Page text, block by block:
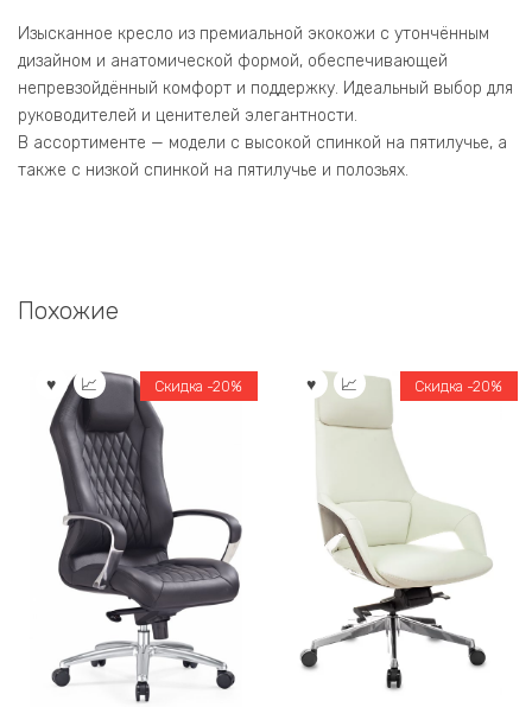
Изысканное кресло из премиальной экокожи с утончённым
дизайном и анатомической формой, обеспечивающей
непревзойдённый комфорт и поддержку. Идеальный выбор для
руководителей и ценителей элегантности.
В ассортименте — модели с высокой спинкой на пятилучье, а
также с низкой спинкой на пятилучье и полозьях.
Похожие
Скидка -20% Скидка -20%